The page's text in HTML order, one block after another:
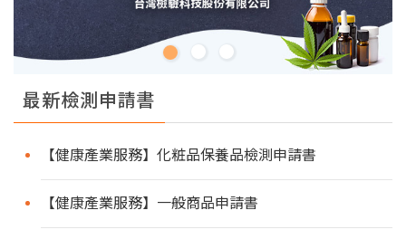
最新檢測申請書
【健康產業服務】化粧品保養品檢測申請書
【健康產業服務】一般商品申請書